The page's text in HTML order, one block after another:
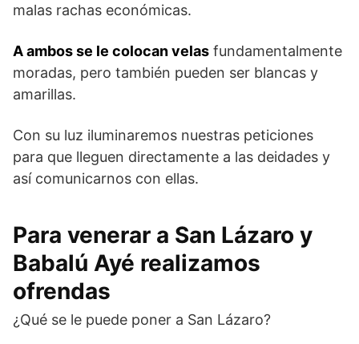
malas rachas económicas.
A ambos se le colocan velas fundamentalmente
moradas, pero también pueden ser blancas y
amarillas.
Con su luz iluminaremos nuestras peticiones
para que lleguen directamente a las deidades y
así comunicarnos con ellas.
Para venerar a San Lázaro y
Babalú Ayé realizamos
ofrendas
¿Qué se le puede poner a San Lázaro?